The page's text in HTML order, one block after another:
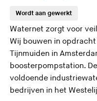
Wordt aan gewerkt
Waternet zorgt voor
Wij bouwen in
Tijnmuiden in
boosterpompstation.
voldoende
bedrijven in het